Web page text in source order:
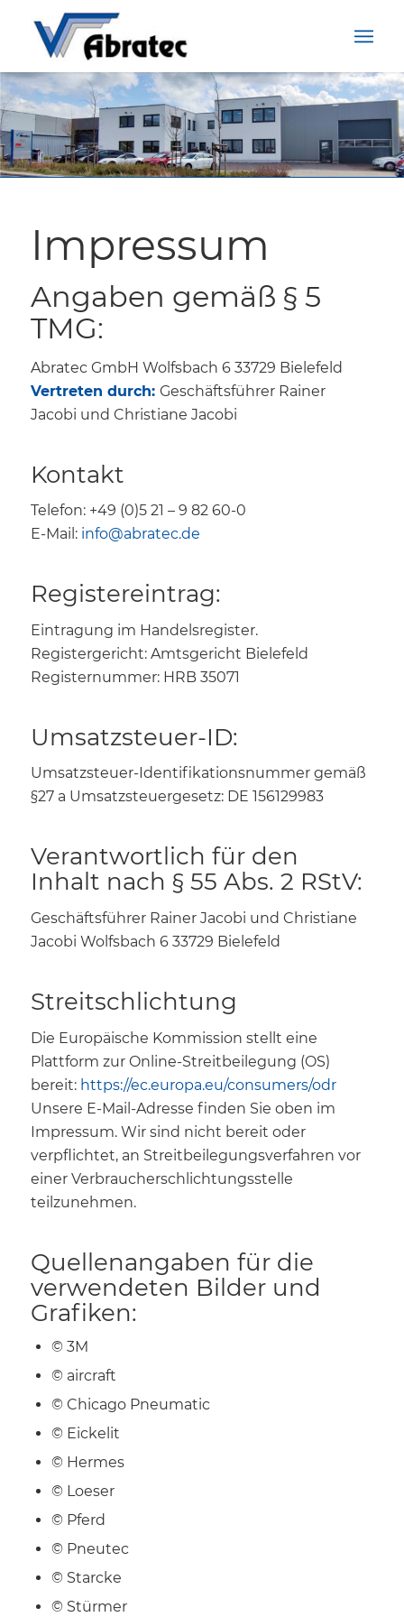
Impressum
Angaben gemäß § 5
TMG:
Abratec GmbH Wolfsbach 6 33729 Bielefeld
Vertreten durch: Geschäftsführer Rainer
Jacobi und Christiane Jacobi
Kontakt
Telefon: +49 (0)5 21 – 9 82 60-0
E-Mail: info@abratec.de
Registereintrag:
Eintragung im Handelsregister.
Registergericht: Amtsgericht Bielefeld
Registernummer: HRB 35071
Umsatzsteuer-ID:
Umsatzsteuer-Identifikationsnummer gemäß
§27 a Umsatzsteuergesetz: DE 156129983
Verantwortlich für den
Inhalt nach § 55 Abs. 2 RStV:
Geschäftsführer Rainer Jacobi und Christiane
Jacobi Wolfsbach 6 33729 Bielefeld
Streitschlichtung
Die Europäische Kommission stellt eine
Plattform zur Online-Streitbeilegung (OS)
bereit: https://ec.europa.eu/consumers/odr
Unsere E-Mail-Adresse finden Sie oben im
Impressum. Wir sind nicht bereit oder
verpflichtet, an Streitbeilegungsverfahren vor
einer Verbraucherschlichtungsstelle
teilzunehmen.
Quellenangaben für die
verwendeten Bilder und
Grafiken:
© 3M
© aircraft
© Chicago Pneumatic
© Eickelit
© Hermes
© Loeser
© Pferd
© Pneutec
© Starcke
© Stürmer